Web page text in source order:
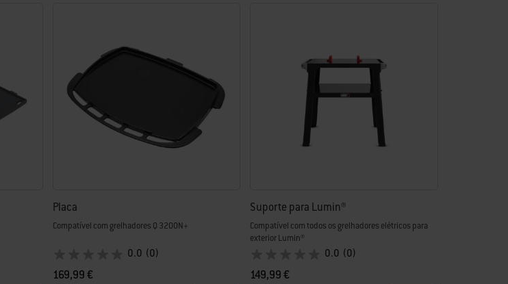
Placa
Compatível com grelhadores Q 3200N+
0.0 (0)
169,99 €
Suporte para Lumin®
Compatível com todos os grelhadores elétricos para
exterior Lumin®
0.0 (0)
149,99 €